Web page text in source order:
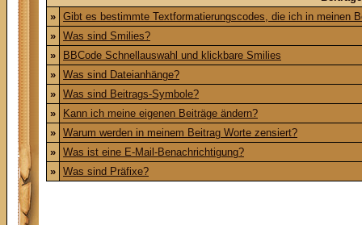
» Gibt es bestimmte Textformatierungscodes, die ich in meinen
» Was sind Smilies?
»
BBCode Schnellauswahl und klickbare Smilies
» Was sind Dateianhänge?
» Was sind Beitrags-Symbole?
»
Kann ich meine eigenen Beiträge ändern?
» Warum werden in meinem Beitrag Worte zensiert?
» Was ist eine E-Mail-Benachrichtigung?
» Was sind Präfixe?